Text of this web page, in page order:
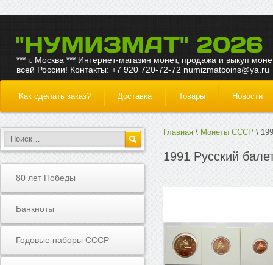
"НУМИЗМАТ" 2026
*** г. Москва *** Интернет-магазин монет, продажа и выкуп
всей России! Контакты: +7 920 720-72-72 numizmatcoins@ya.ru
Как сделать заказ? Доставка Товары Новости
80 лет Победы
Банкноты
Годовые наборы СССР
Главная Монеты СССР
1991 Русский